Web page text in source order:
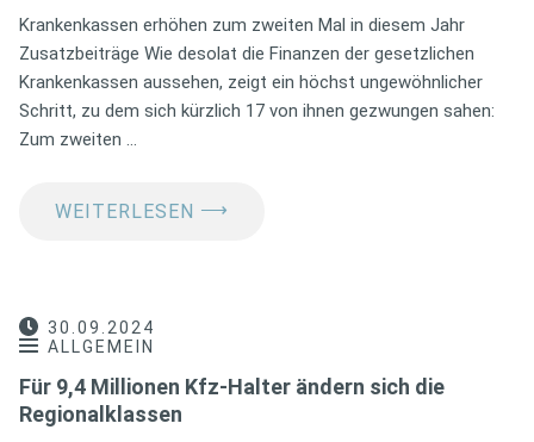
Krankenkassen erhöhen zum zweiten Mal in diesem Jahr
Zusatzbeiträge Wie desolat die Finanzen der gesetzlichen
Krankenkassen aussehen, zeigt ein höchst ungewöhnlicher
Schritt, zu dem sich kürzlich 17 von ihnen gezwungen sahen:
Zum zweiten …
WEITERLESEN ⟶
30.09.2024
ALLGEMEIN
Für 9,4 Millionen Kfz-Halter ändern sich die
Regionalklassen